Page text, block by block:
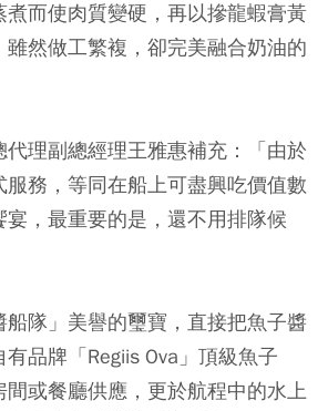
而使肉質變硬，再以摻龍蝦膏黃
雖然做工繁複，卻完美融合奶油的
理副總經理王雅惠補充：「由於
務，等同在船上可盡興吃價值數
宴，最重要的是，還不用排隊候
隊」美譽的璽寶，直接把魚子醬
品牌「Regiis Ova」頂級魚子
或餐廳供應，更於航程中的水上